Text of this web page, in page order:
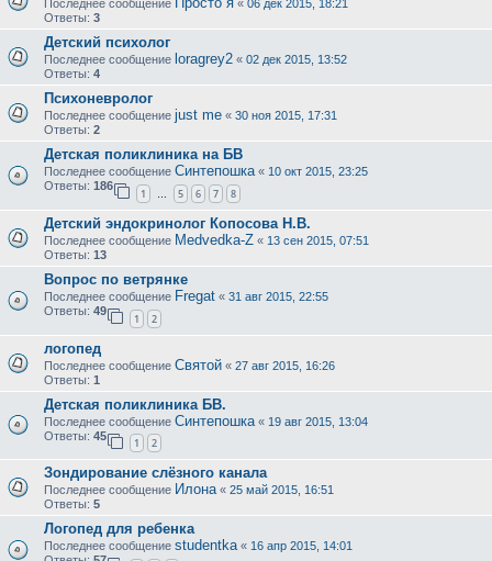
Последнее сообщение « 06 дек 2015, 18:21
Ответы: 3
Детский психолог
Последнее сообщение loragrey2 « 02 дек 2015, 13:52
Ответы: 4
Психоневролог
Последнее сообщение just me « 30 ноя 2015, 17:31
Ответы: 2
Детская поликлиника на БВ
Последнее сообщение Синтепошка « 10 окт 2015, 23:25
Ответы: 186
1 … 5 6 7 8
Детский эндокринолог Копосова Н.В.
Последнее сообщение Medvedka-Z « 13 сен 2015, 07:51
Ответы: 13
Вопрос по ветрянке
Последнее сообщение Fregat « 31 авг 2015, 22:55
Ответы: 49
1 2
логопед
Последнее сообщение Святой « 27 авг 2015, 16:26
Ответы: 1
Детская поликлиника БВ.
Последнее сообщение Синтепошка « 19 авг 2015, 13:04
Ответы: 45
1 2
Зондирование слёзного канала
Последнее сообщение Илона « 25 май 2015, 16:51
Ответы: 5
Логопед для ребенка
Последнее сообщение studentka « 16 апр 2015, 14:01